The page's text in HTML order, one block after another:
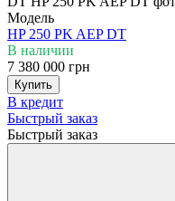
Модель
HP 250 PK AEP DT
В наличии
7 380 000 грн
Купить
В кредит
Быстрый заказ
Быстрый заказ